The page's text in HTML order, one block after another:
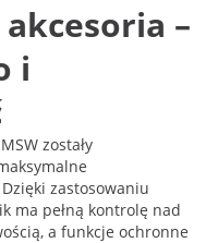
–
i
zostały
zastosowaniu
ma pełną kontrolę nad
a funkcje ochronne